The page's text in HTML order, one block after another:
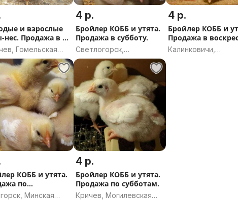
и взрослые
нес. Продажа в г.
.Гомельская
4 р.
Бройлер КОББ и утята.
Продажа в субботу.
Светлогорск,
Гомельская область
4 р.
Бройлер КОББ и
Продажа в
9.08
Калинковичи,
КОББ и утята.
по
Минская
4 р.
Бройлер КОББ и утята.
Продажа по субботам.
Кричев, Могилевская